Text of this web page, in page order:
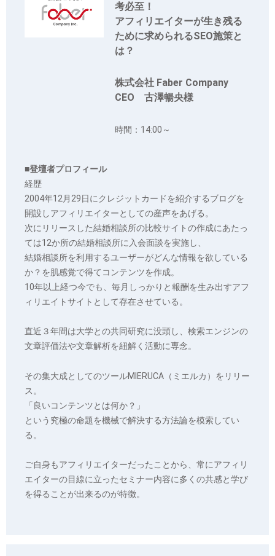
考必至！
アフィリエイターが生き残る
ために求められるSEO施策と
は？
株式会社 Faber Company
CEO 古澤暢央様
時間：14:00～
■登壇者プロフィール
経歴
2004年12月29日にクレジットカードを紹介するブログを
開設しアフィリエイターとしての産声をあげる。
次にリリースした結婚相談所の比較サイトの作成にあたっ
ては12か所の結婚相談所に入会面談を実施し、
結婚相談所を利用するユーザーがどんな情報を欲している
か？を肌感覚で得てコンテンツを作成。
10年以上経つ今でも、毎月しっかりと報酬を生み出すアフ
ィリエイトサイトとして存在させている。
直近３年間は大学との共同研究に没頭し、検索エンジンの
文章評価法や文章解析を紐解く活動に専念。
その集大成としてのツールMIERUCA（ミエルカ）をリリー
ス。
「良いコンテンツとは何か？」
という究極の命題を機械で解決する方法論を模索してい
る。
ご自身もアフィリエイターだったことから、常にアフィリ
エイターの目線に立ったセミナー内容に多くの共感と学び
を得ることが出来るのが特徴。